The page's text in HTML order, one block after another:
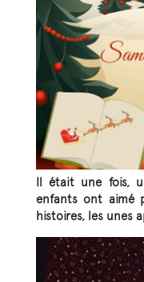
Il était une fois,
enfants ont aimé
histoires, les unes